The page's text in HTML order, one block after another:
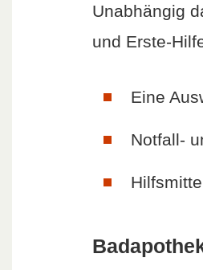
Unabhängig
und Erste-
Eine
Notfall-